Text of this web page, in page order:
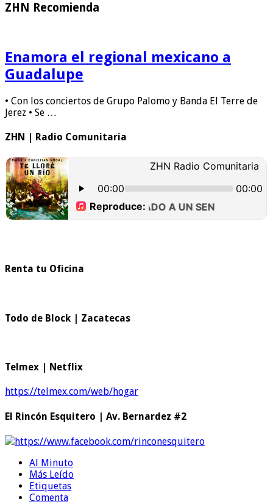
ZHN Recomienda
Enamora el regional mexicano a
Guadalupe
• Con los conciertos de Grupo Palomo y Banda El Terre de
Jerez • Se …
ZHN | Radio Comunitaria
Renta tu Oficina
Todo de Block | Zacatecas
Telmex | Netflix
https://telmex.com/web/hogar
El Rincón Esquitero | Av. Bernardez #2
https://www.facebook.com/rinconesquitero
Al Minuto
Más Leído
Etiquetas
Comenta